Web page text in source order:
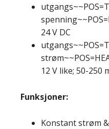
24 V DC
12 V like; 50-250
Funksjoner:
Konstant strøm